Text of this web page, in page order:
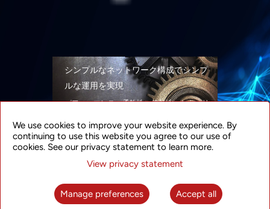
シンプルなネットワーク構成でシンプ
ルな運用を実現
パフォーマンス、柔軟性、信頼性、セキュリ
ン。
詳しくはこちらへ
インテリジェント・パケット光ネット
ワーク
先進なSDN対応パケット光ネットワークで、
We use cookies to improve your website experience. By
continuing to use this website you agree to our use of
cookies. See our privacy statement to learn more.
View privacy statement
Manage preferences Accept all